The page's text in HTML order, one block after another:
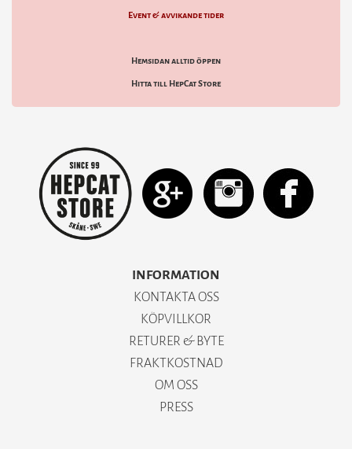
Event & avvikande tider
Hemsidan alltid öppen
Hitta till HepCat Store
INFORMATION
KONTAKTA OSS
KÖPVILLKOR
RETURER & BYTE
FRAKTKOSTNAD
OM OSS
PRESS